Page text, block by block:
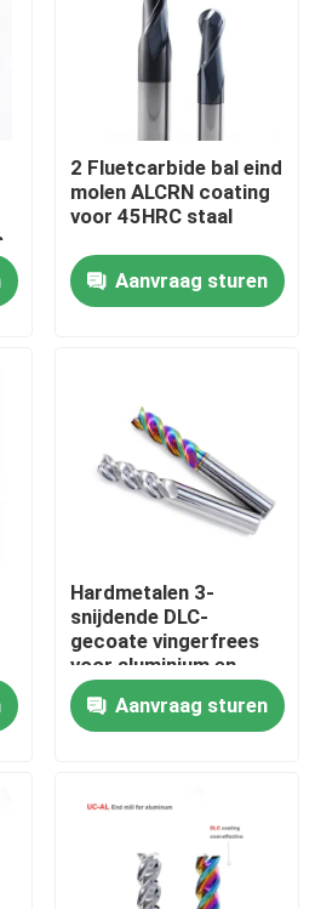
het carbideknipsel
groeven
2 Fluetcarbide bal eind
molen ALCRN coating
voor 45HRC staal
Aanvraag sturen
Hardmetalen 3-
snijdende DLC-
gecoate vingerfrees
voor aluminium en
koper
Aanvraag sturen